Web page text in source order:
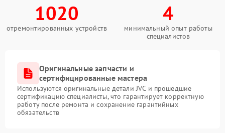
1020
отремонтированных устройств
4
минимальный опыт работы
специалистов
Оригинальные запчасти и
сертифицированные мастера
Используются оригинальные детали JVC и прошедшие
сертификацию специалисты, что гарантирует корректную
работу после ремонта и сохранение гарантийных
обязательств